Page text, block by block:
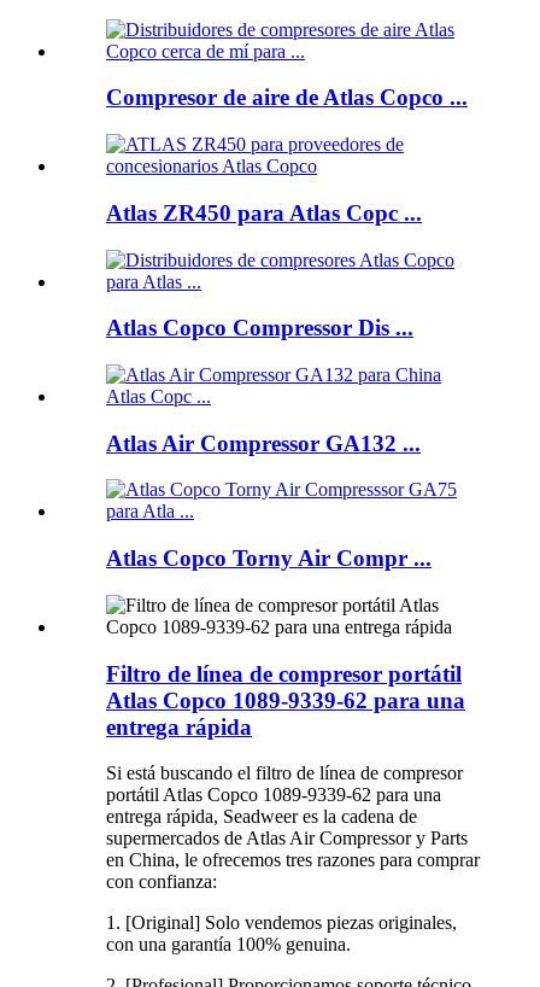
Compresor de aire de Atlas Copco ...
Atlas ZR450 para Atlas Copc ...
Atlas Copco Compressor Dis ...
Atlas Air Compressor GA132 ...
Atlas Copco Torny Air Compr ...
Filtro de línea de compresor portátil
Atlas Copco 1089-9339-62 para una
entrega rápida
Si está buscando el filtro de línea de compresor
portátil Atlas Copco 1089-9339-62 para una
entrega rápida, Seadweer es la cadena de
supermercados de Atlas Air Compressor y Parts
en China, le ofrecemos tres razones para comprar
con confianza:
1. [Original] Solo vendemos piezas originales,
con una garantía 100% genuina.